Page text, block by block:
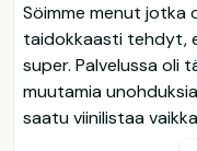
Söimme menut jotka
taidokkaasti tehdyt,
super. Palvelussa oli
muutamia
saatu viinilistaa